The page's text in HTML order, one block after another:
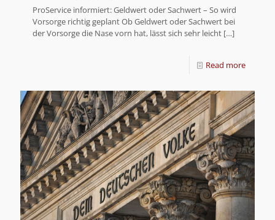
ProService informiert: Geldwert oder Sachwert – So wird
Vorsorge richtig geplant Ob Geldwert oder Sachwert bei
der Vorsorge die Nase vorn hat, lässt sich sehr leicht […]
Read more